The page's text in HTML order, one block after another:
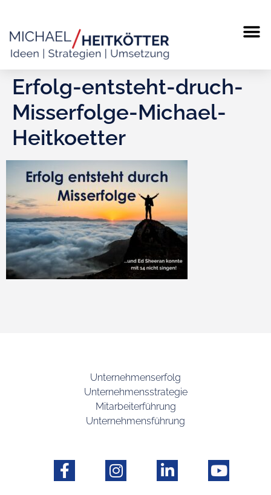
Erfolg-entsteht-druch-
Misserfolge-Michael-
Heitkoetter
Unternehmenserfolg
Unternehmensstrategie
Mitarbeiterführung
Unternehmensführung